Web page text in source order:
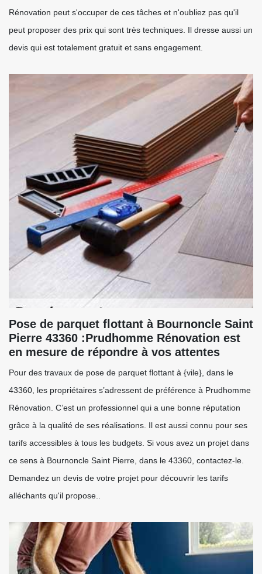
Rénovation peut s'occuper de ces tâches et n'oubliez pas qu'il
peut proposer des prix qui sont très techniques. Il dresse aussi un
devis qui est totalement gratuit et sans engagement.
Pose de parquet flottant à Bournoncle Saint
Pierre 43360 :Prudhomme Rénovation est
en mesure de répondre à vos attentes
Pour des travaux de pose de parquet flottant à {vile}, dans le
43360, les propriétaires s’adressent de préférence à Prudhomme
Rénovation. C’est un professionnel qui a une bonne réputation
grâce à la qualité de ses réalisations. Il est aussi connu pour ses
tarifs accessibles à tous les budgets. Si vous avez un projet dans
ce sens à Bournoncle Saint Pierre, dans le 43360, contactez-le.
Demandez un devis de votre projet pour découvrir les tarifs
alléchants qu'il propose..